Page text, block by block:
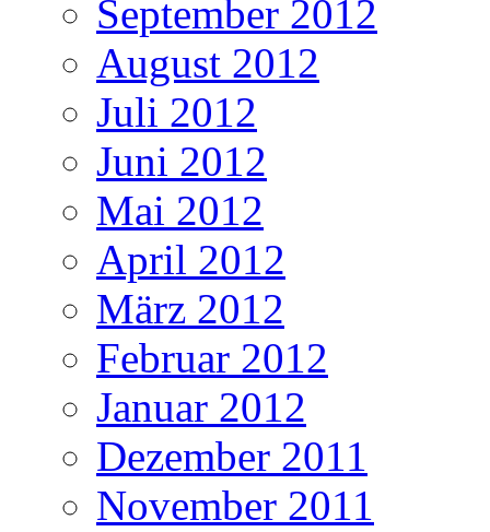
September 2012
August 2012
Juli 2012
Juni 2012
Mai 2012
April 2012
März 2012
Februar 2012
Januar 2012
Dezember 2011
November 2011